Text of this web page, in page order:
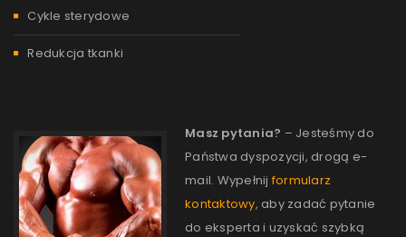
Cykle sterydowe
Redukcja tkanki
Masz pytania? – Jesteśmy do
Państwa dyspozycji, drogą e-
mail. Wypełnijformularz
kontaktowy, aby zadać pytanie
do eksperta i uzyskać szybką